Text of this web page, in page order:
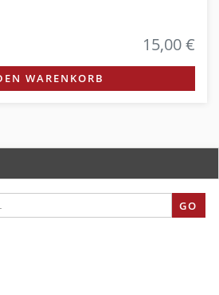
15,00 €
WARENKORB
GO